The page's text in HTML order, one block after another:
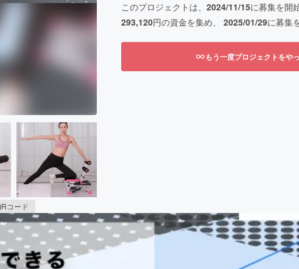
コード
このプロジェクトは、 2024/11/15に募集を開
293,120円の資金を集め、 2025/01/29に募集
もう一度プロジェクトをや